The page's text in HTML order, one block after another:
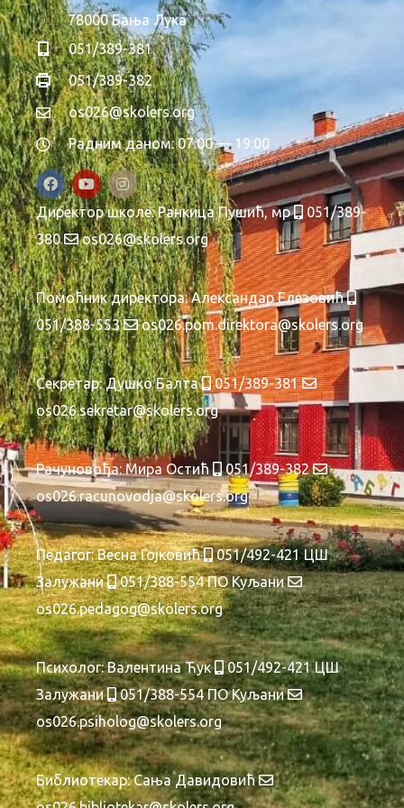
v
i
g
a
t
i
o
n
78000 Бања Лука
051/389-381
051/389-382
os026@skolers.org
Радним даном: 07:00 — 19:00
Директор школе: Ранкица Пушић, мр
051/389-
380
os026@skolers.org
Помоћник директора: Александар Елезовић
051/388-553
os026.pom.direktora@skolers.org
Секретар: Душко Балта
051/389-381
os026.sekretar@skolers.org
Рачуновођа: Мира Остић
051/389-382
os026.racunovodja@skolers.org
Педагог: Весна Гојковић
051/492-421 ЦШ
Залужани
051/388-554 ПО Куљани
os026.pedagog@skolers.org
Психолог: Валентина Ћук
051/492-421 ЦШ
Залужани
051/388-554 ПО Куљани
os026.psiholog@skolers.org
Библиотекар: Сања Давидовић